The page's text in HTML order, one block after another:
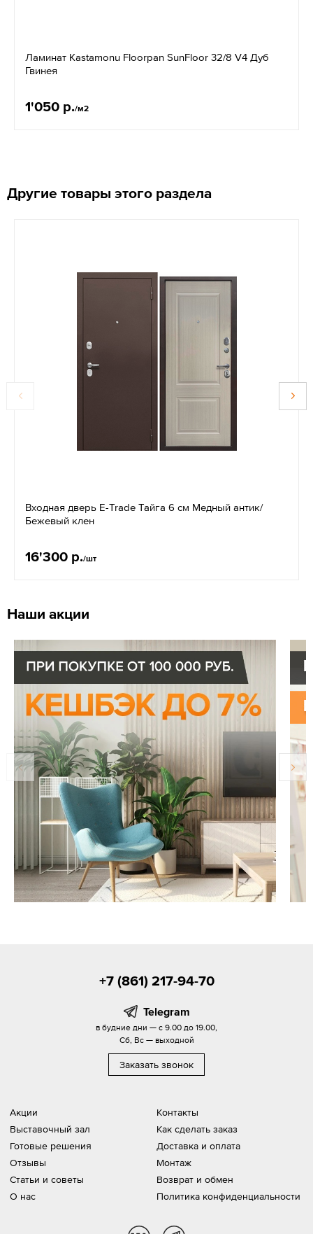
Ламинат Kastamonu Floorpan SunFloor 32/8 V4 Дуб
Гвинея
1'050 р./м2
Другие товары этого раздела
Входная дверь E-Trade Тайга 6 см Медный антик/
Бежевый клен
16'300 р./шт
Наши акции
Акции
Выставочный зал
Готовые решения
Отзывы
Статьи и советы
О нас
Контакты
Как сделать заказ
Доставка и оплата
Монтаж
Возврат и обмен
Политика конфиденциальности
+7 (861) 217-94-70
Telegram
в будние дни — с 9.00 до 19.00,
Сб, Вс — выходной
Заказать звонок